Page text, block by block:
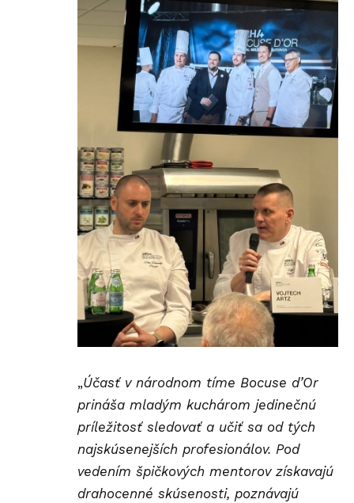
„Účasť v národnom tíme Bocuse d’Or
prináša mladým kuchárom jedinečnú
príležitosť sledovať a učiť sa od tých
najskúsenejších profesionálov. Pod
vedením špičkových mentorov získavajú
drahocenné skúsenosti, poznávajú